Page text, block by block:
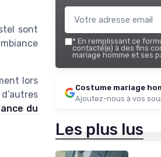
sont
lors
du
* En remplissant ce
contacté(e) à des fins
mariage homme et ses
Costume mariage
Ajoutez-nous à vos
Les plus lus